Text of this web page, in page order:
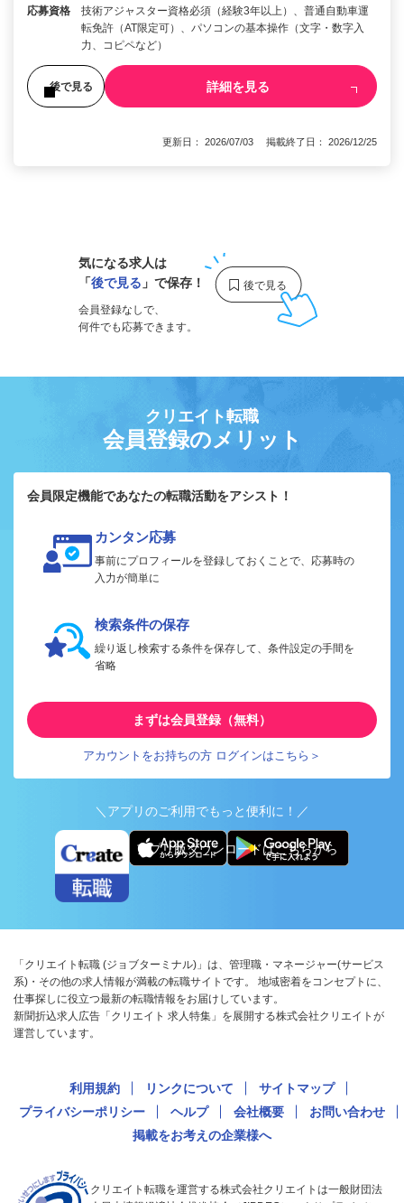
応募資格
技術アジャスター資格必須（経験3年以上）、普通自動車運
転免許（AT限定可）、パソコンの基本操作（文字・数字入
力、コピペなど）
後で見る 詳細を見る
更新日： 2026/07/03 掲載終了日： 2026/12/25
気になる求人は
「後で見る 」で保存！
会員登録なしで、
何件でも応募できます。
クリエイト転職
会員登録のメリット
会員限定機能であなたの転職活動をアシスト！
カンタン応募
事前にプロフィールを登録しておくことで、応募時の
入力が簡単に
検索条件の保存
繰り返し検索する条件を保存して、条件設定の手間を
省略
まずは会員登録（無料）
アカウントをお持ちの方 ログインはこちら＞
＼アプリのご利用でもっと便利に！／
アプリ版ダウンロードはこちらから
「クリエイト転職 (ジョブターミナル)」は、管理職・マネージャー(サービス
系)・その他の求人情報が満載の転職サイトです。 地域密着をコンセプトに、
仕事探しに役立つ最新の転職情報をお届けしています。
新聞折込求人広告「クリエイト 求人特集」を展開する株式会社クリエイトが
運営しています。
利用規約 リンクについて
サイトマップ
プライバシーポリシー
ヘルプ 会社概要
お問い合わせ
掲載をお考えの企業様へ
クリエイト転職を運営する株式会社クリエイトは一般財団法